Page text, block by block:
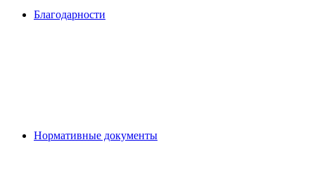
Благодарности
Нормативные документы